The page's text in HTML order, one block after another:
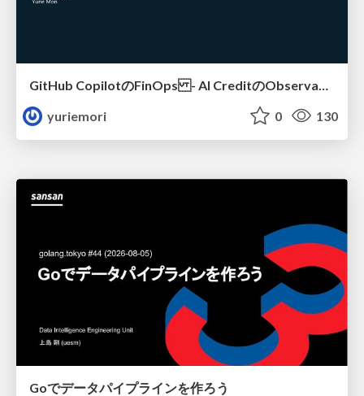
yuriemori
0 130
Goでデータパイプラインを作ろう